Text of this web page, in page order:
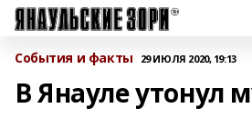
События и факты 29 ИЮЛЯ 2020, 19:13
В Янауле утонул